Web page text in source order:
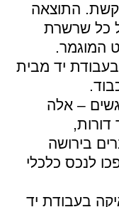
התוצאה
כל שרשרת
המוגמר.
בעולם היודאיקה, כלי כסף 925 בעבודת יד מבית
– אלה
בירושה
לנכס כלכלי
בעבודת יד